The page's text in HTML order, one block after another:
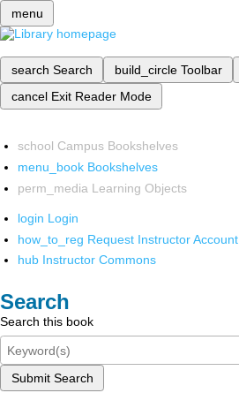
menu
search Search build_circle Toolbar
cancel Exit Reader Mode
school Campus Bookshelves
menu_book Bookshelves
perm_media Learning Objects
login Login
how_to_reg Request Instructor Account
hub Instructor Commons
Search
Search this book
Submit Search